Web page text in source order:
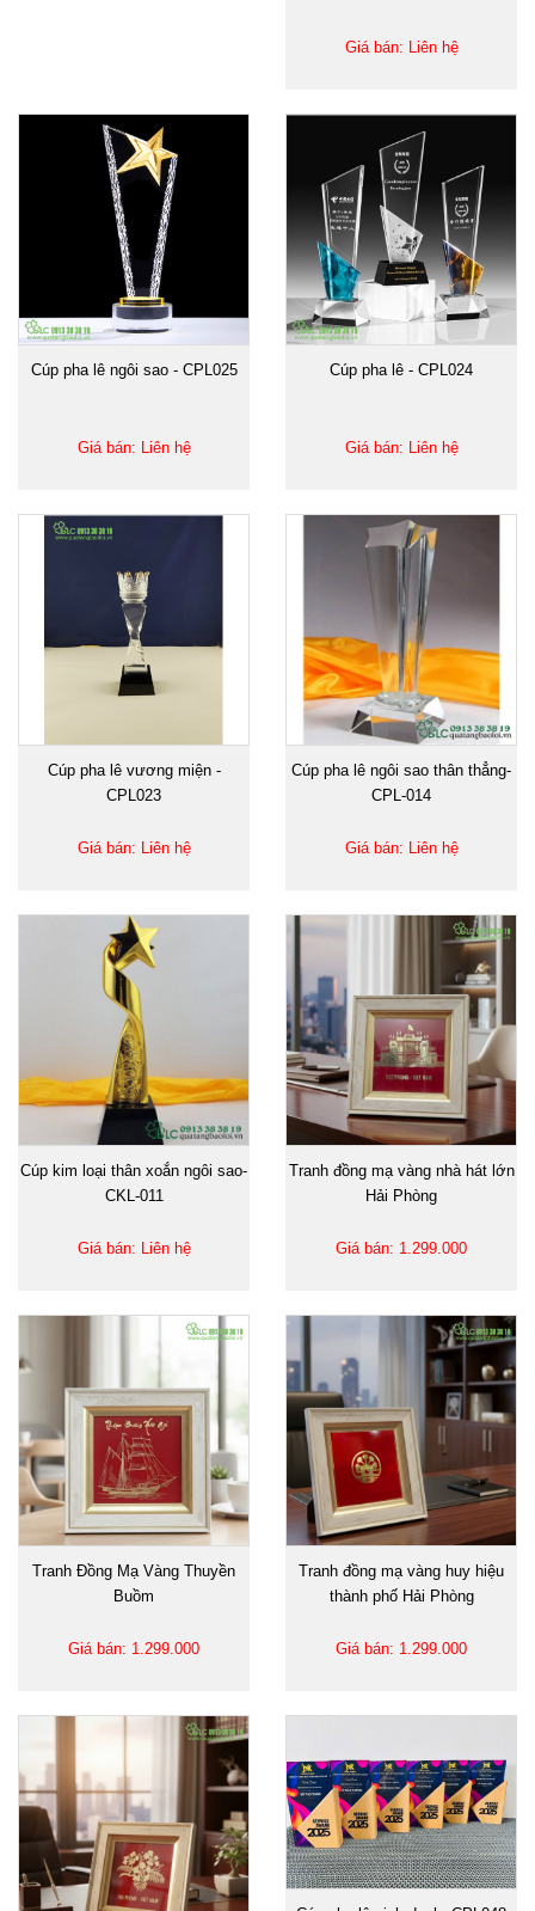
Giá bán: Liên hệ
Cúp pha lê ngôi sao - CPL025
Giá bán: Liên hệ
Cúp pha lê - CPL024
Giá bán: Liên hệ
Cúp pha lê vương miện -
CPL023
Giá bán: Liên hệ
Cúp pha lê ngôi sao thân thẳng-
CPL-014
Giá bán: Liên hệ
Cúp kim loại thân xoắn ngôi sao-
CKL-011
Giá bán: Liên hệ
Tranh đồng mạ vàng nhà hát lớn
Hải Phòng
Giá bán: 1.299.000
Tranh Đồng Mạ Vàng Thuyền
Buồm
Giá bán: 1.299.000
Tranh đồng mạ vàng huy hiệu
thành phố Hải Phòng
Giá bán: 1.299.000